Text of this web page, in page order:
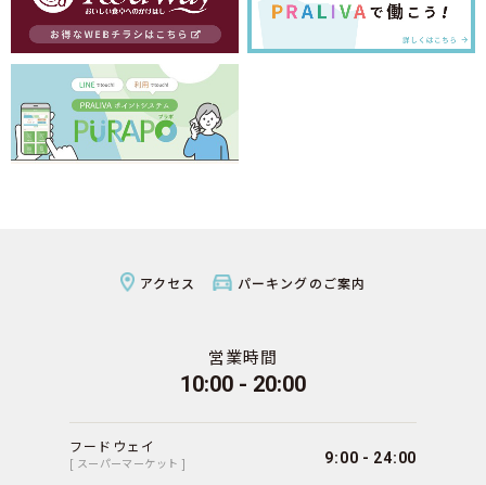
アクセス パーキングのご案内
営業時間
10:00 - 20:00
フードウェイ
[ スーパーマーケット ] 9:00 - 24:00